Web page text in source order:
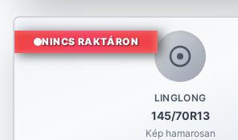
LINGLONG
145/70R13
Kép hamarosan
NINCS RAKTÁRON